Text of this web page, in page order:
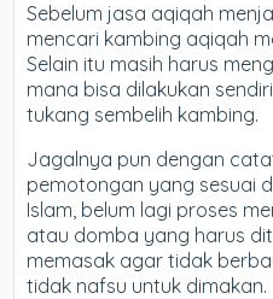
Sebelum jasa aqiqah
mencari kambing aqiqah
Selain itu masih harus
mana bisa dilakukan
tukang sembelih kambing.
Jagalnya pun dengan
pemotongan yang sesuai
Islam, belum lagi proses
atau domba yang harus
memasak agar tidak
tidak nafsu untuk dimakan.